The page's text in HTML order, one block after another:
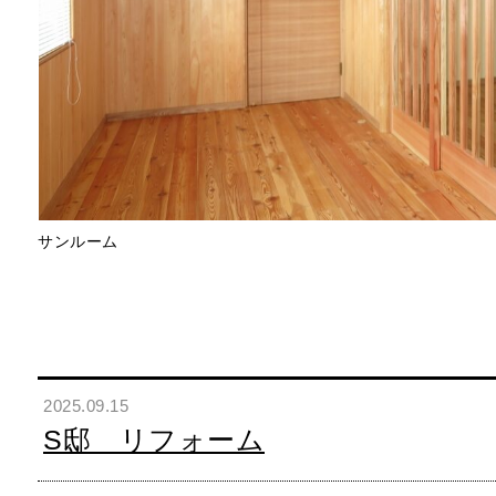
サンルーム
2025.09.15
S邸 リフォーム